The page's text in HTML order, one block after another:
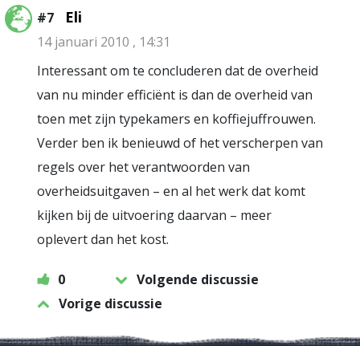
#7 Eli
14 januari 2010 , 14:31
Interessant om te concluderen dat de overheid
van nu minder efficiënt is dan de overheid van
toen met zijn typekamers en koffiejuffrouwen.
Verder ben ik benieuwd of het verscherpen van
regels over het verantwoorden van
overheidsuitgaven – en al het werk dat komt
kijken bij de uitvoering daarvan – meer
oplevert dan het kost.
0
Volgende discussie
Vorige discussie